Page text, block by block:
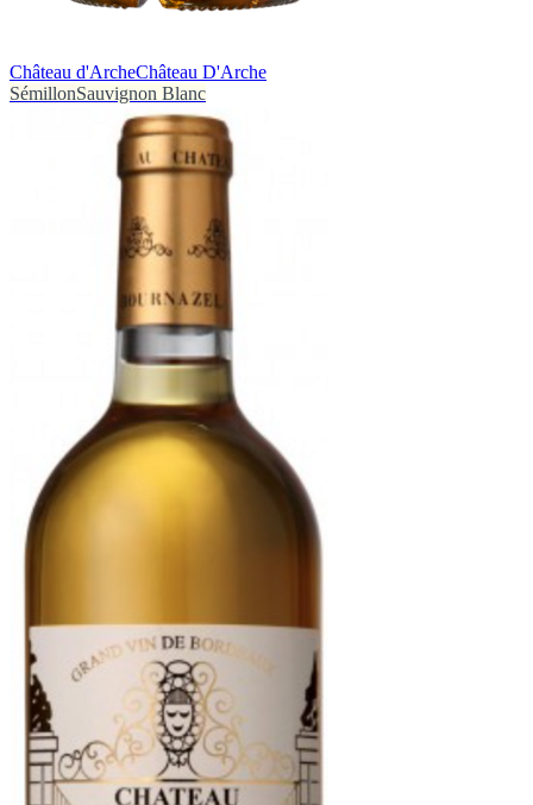
Château d'ArcheChâteau D'Arche
SémillonSauvignon Blanc